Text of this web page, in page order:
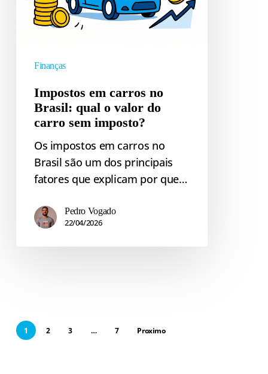
qual
sem
imposto?
Finanças
Impostos em carros no
Brasil: qual o valor do
carro sem imposto?
Os impostos em carros no
Brasil são um dos principais
fatores que explicam por que…
Pedro Vogado
22/04/2026
1 2 3 … 7 Proximo